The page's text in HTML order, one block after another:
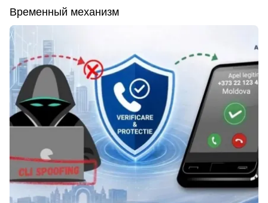
Временный механизм